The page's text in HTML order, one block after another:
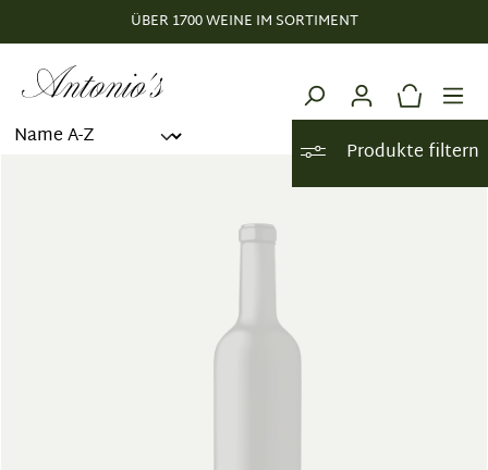
ÜBER 1700 WEINE IM SORTIMENT
Produkte filtern